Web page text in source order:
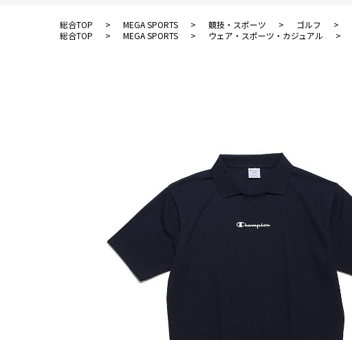
総合TOP > MEGA SPORTS > 競技・スポーツ > ゴルフ >
総合TOP
> MEGA SPORTS > ウェア・スポーツ・カジュアル >